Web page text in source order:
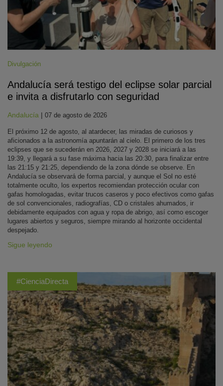
Divulgación
Andalucía será testigo del eclipse solar parcial
e invita a disfrutarlo con seguridad
Andalucía | 07 de agosto de 2026
El próximo 12 de agosto, al atardecer, las miradas de curiosos y
aficionados a la astronomía apuntarán al cielo. El primero de los tres
eclipses que se sucederán en 2026, 2027 y 2028 se iniciará a las
19:39, y llegará a su fase máxima hacia las 20:30, para finalizar entre
las 21:15 y 21:25, dependiendo de la zona dónde se observe. En
Andalucía se observará de forma parcial, y aunque el Sol no esté
totalmente oculto, los expertos recomiendan protección ocular con
gafas homologadas, evitar trucos caseros y poco efectivos como gafas
de sol convencionales, radiografías, CD o cristales ahumados, ir
debidamente equipados con agua y ropa de abrigo, así como escoger
lugares abiertos y seguros, siempre mirando al horizonte occidental
despejado.
Sigue leyendo
#CienciaDirecta